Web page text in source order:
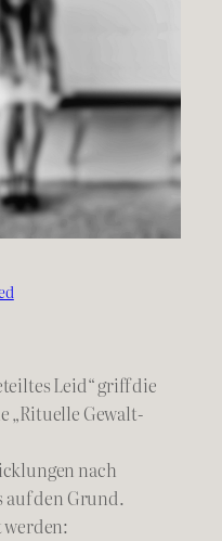
Leid“ griff die
„Rituelle Gewalt-
nach
auf den Grund.